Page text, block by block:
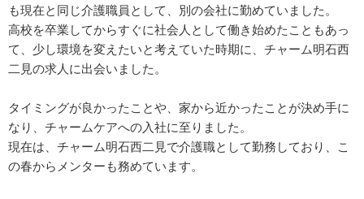
も現在と同じ介護職員として、別の会社に勤めていました。
高校を卒業してからすぐに社会人として働き始めたこともあっ
て、少し環境を変えたいと考えていた時期に、チャーム明石西
二見の求人に出会いました。
タイミングが良かったことや、家から近かったことが決め手に
なり、チャームケアへの入社に至りました。
現在は、チャーム明石西二見で介護職として勤務しており、こ
の春からメンターも務めています。